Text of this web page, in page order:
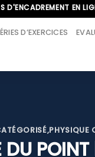
EN LIGNE À
D’EXERCICES
,PHYSIQUE